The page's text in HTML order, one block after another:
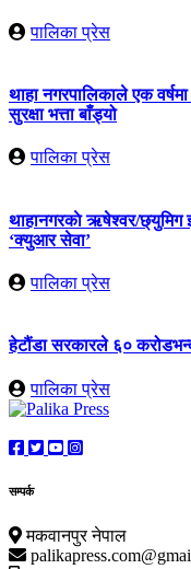
पालिका प्रेस
थाहा नगरपालिकाले एक
सुरक्षा भत्ता बाँड्यो
पालिका प्रेस
थाहानगरकाे ऋषेश्वर/छ्युमिग
‘क्युआर सेवा’
पालिका प्रेस
हेटौंडा सरकारले ६०
पालिका प्रेस
सम्पर्क
मकवानपुर नेपाल